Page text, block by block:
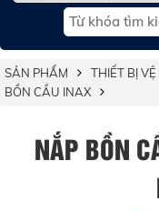
SẢN PHẨM THIẾT BỊ VỆ
BỒN CẦU INAX
NẮP BỒN